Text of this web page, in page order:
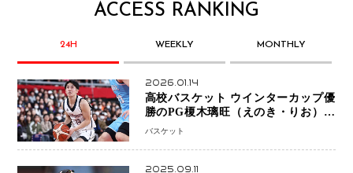
ACCESS RANKING
24H WEEKLY MONTHLY
2026.01.14
高校バスケット ウインターカップ優
勝のPG榎木璃旺（えのき・りお）が
プロの現場へ―。
バスケット
2025.09.11